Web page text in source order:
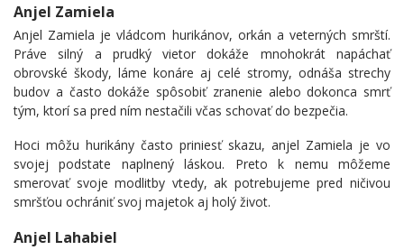
Anjel Zamiela
Anjel Zamiela je vládcom hurikánov, orkán a veterných smrští.
Práve silný a prudký vietor dokáže mnohokrát napáchať
obrovské škody, láme konáre aj celé stromy, odnáša strechy
budov a často dokáže spôsobiť zranenie alebo dokonca smrť
tým, ktorí sa pred ním nestačili včas schovať do bezpečia.
Hoci môžu hurikány často priniesť skazu, anjel Zamiela je vo
svojej podstate naplnený láskou. Preto k nemu môžeme
smerovať svoje modlitby vtedy, ak potrebujeme pred ničivou
smršťou ochrániť svoj majetok aj holý život.
Anjel Lahabiel